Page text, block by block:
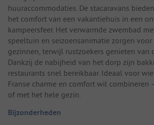
huuraccommodaties. De stacaravans
het comfort van een vakantiehuis in een
kampeersfeer. Het verwarmde zwembad
speeltuin en seizoensanimatie zorgen
gezinnen, terwijl rustzoekers genieten van
Dankzij de nabijheid van het dorp zijn
restaurants snel bereikbaar. Ideaal voor
Franse charme en comfort wil combineren
of met het hele gezin.
Bijzonderheden